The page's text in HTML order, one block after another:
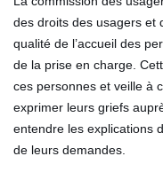
des droits des usagers et
qualité de l’accueil des
de la prise en charge.
ces personnes et veille à
exprimer leurs griefs
entendre les explications
de leurs demandes.